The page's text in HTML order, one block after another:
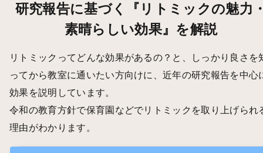
研究報告に基づく『リトミックの魅力
素晴らしい効果』を解説
リトミックってどんな効果があるの？と、しっかり良さを
ってから教室に通いたい方向けに、近年の研究報告を中心
効果を説明しています。
令和の教育方針で保育園などでリトミックを取り上げられ
理由がわかります。